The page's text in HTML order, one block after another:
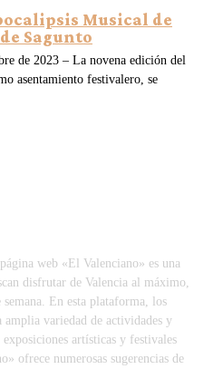
Musical de
Sagunto
de 2023 – La novena edición del
asentamiento festivalero, se
web «El Valenciano» es una
disfrutar de Valencia al máximo,
En esta plataforma, los
amplia variedad de actividades y
exposiciones artísticas y festivales
ofrece numerosas sugerencias de